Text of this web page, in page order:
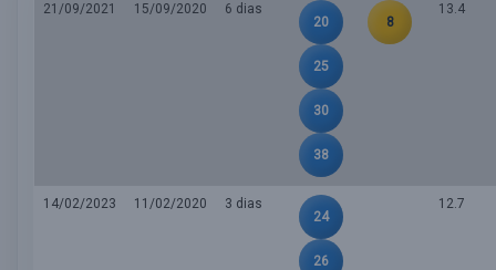
21/09/2021 15/09/2020
6 dias
20
25
30
38
8
13.4
14/02/2023 11/02/2020
3 dias
24
26
12.7